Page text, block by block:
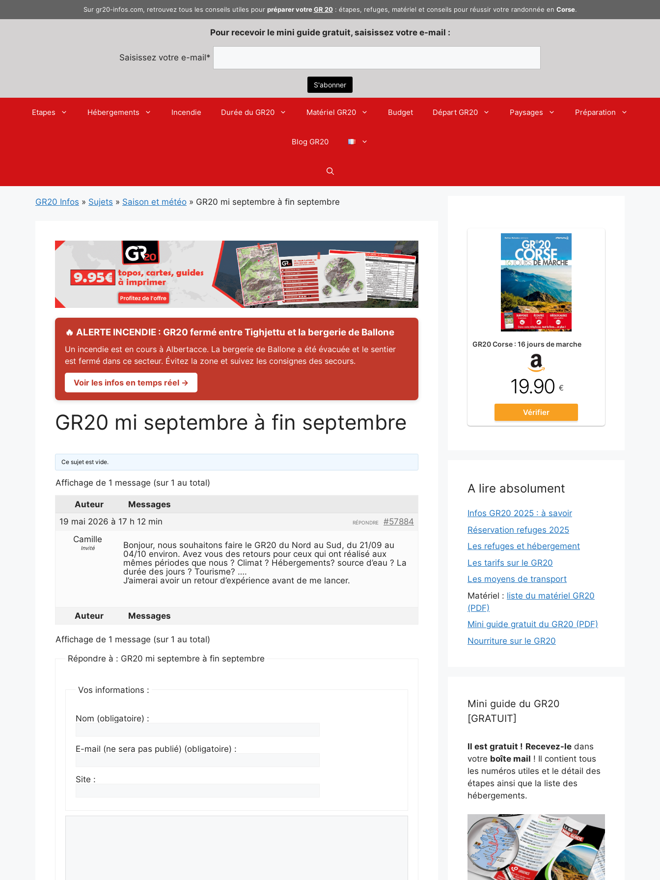
au
Sur gr20-infos.com, retrouvez tous les conseils utiles pour préparer votreGR 20: étapes, refuges, matériel et conseils pour réussir votre randonnée en Corse.
Pour recevoir le mini guide gratuit, saisissez votre e-mail :
Saisissez votre e-mail*
Etapes Hébergements Incendie Durée du GR20 Matériel GR20 Budget Départ GR20 Paysages Préparation
Blog GR20
GR20 Infos » Sujets » Saison et météo » GR20 mi septembre à fin septembre
🔥 ALERTE INCENDIE : GR20 fermé entre Tighjettu et la bergerie de Ballone
Un incendie est en cours à Albertacce. La bergerie de Ballone a été évacuée et le sentier
est fermé dans ce secteur. Évitez la zone et suivez les consignes des secours.
Voir les infos en temps réel →
GR20 mi septembre à fin septembre
Ce sujet est vide.
Affichage de 1 message (sur 1 au total)
Auteur
Messages
19 mai 2026 à 17 h 12 min
#57884
RÉPONDRE
Camille
Invité
Bonjour, nous souhaitons faire le GR20 du Nord au Sud, du 21/09 au
04/10 environ. Avez vous des retours pour ceux qui ont réalisé aux
mêmes périodes que nous ? Climat ? Hébergements? source d’eau ? La
durée des jours ? Tourisme? ….
J’aimerai avoir un retour d’expérience avant de me lancer.
Auteur Messages
Affichage de 1 message (sur 1 au total)
Répondre à : GR20 mi septembre à fin septembre
Vos informations :
Nom (obligatoire) :
E-mail (ne sera pas publié) (obligatoire) :
Site :
GR20 Corse : 16 jours de marche
19.90€
Vérifier
A lire absolument
Infos GR20 2025 : à savoir
Réservation refuges 2025
Les refuges et hébergement
Les tarifs sur le GR20
Les moyens de transport
Matériel : liste du matériel GR20
(PDF)
Mini guide gratuit du GR20 (PDF)
Nourriture sur le GR20
Mini guide du GR20
[GRATUIT]
Il est gratuit ! Recevez-le dans
votre boîte mail ! Il contient tous
les numéros utiles et le détail des
étapes ainsi que la liste des
hébergements.